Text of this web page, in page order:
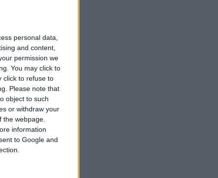
personal data,
and content,
permission we
You may click to
click to refuse to
Please note that
object to such
or withdraw your
webpage.
information
to Google and